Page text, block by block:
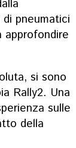
pneumatici
si sono
Rally2. Una
sulle
della